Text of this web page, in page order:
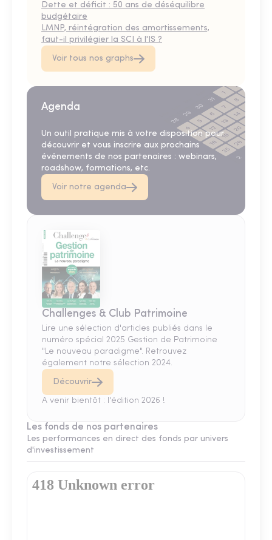
Dette et déficit : 50 ans de déséquilibre
budgétaire
LMNP, réintégration des amortissements,
faut-il privilégier la SCI à l'IS ?
Voir tous nos graphs
Agenda
Un outil pratique mis à votre disposition pour
découvrir et vous inscrire aux prochains
événements de nos partenaires : webinars,
roadshow, formations, etc.
Voir notre agenda
Challenges & Club Patrimoine
Lire une sélection d'articles publiés dans le
numéro spécial 2025 Gestion de Patrimoine
"Le nouveau paradigme". Retrouvez
également notre sélection 2024.
Découvrir
A venir bientôt : l'édition 2026 !
Les fonds de nos partenaires
Les performances en direct des fonds par univers
d'investissement